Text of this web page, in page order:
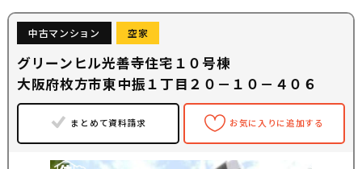
中古マンション 空家
グリーンヒル光善寺住宅１０号棟
大阪府枚方市東中振１丁目２０－１０－４０６
まとめて資料請求 お気に入りに追加する